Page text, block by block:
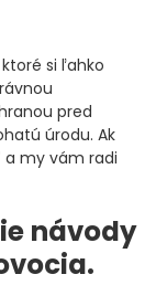
si ľahko
pred
úrodu. Ak
my vám radi
návody